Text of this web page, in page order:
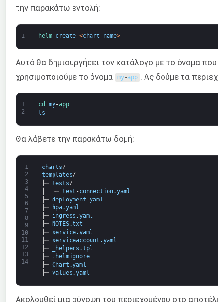
την παρακάτω εντολή:
1 helm create <chart -name>
Αυτό θα δημιουργήσει τον κατάλογο με το όνομα
χρησιμοποιούμε το όνομα
my- app . Ας δούμε τα
1
2
cd my-app
ls
Θα λάβετε την παρακάτω δομή:
1
2
3
4
5
6
7
8
9
10
11
12
13
14
charts/
templates/
├─ tests/
├─ test -connection.yaml
├─ deployment .yaml
├─
hpa.yaml
├─
ingress .yaml
├─
NOTES.txt
├─
service.yaml
├─
serviceaccount .yaml
├─
_helpers .tpl
├─
. helmignore
├─ Chart .yaml
├─ values .yaml
Ακολουθεί μια σύνοψη του περιεχομένου στο